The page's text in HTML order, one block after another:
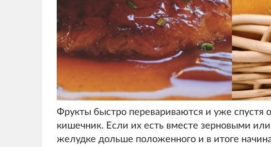
Фрукты быстро перевариваются и уже спустя
кишечник. Если их есть вместе зерновыми
желудке дольше положенного и в итоге